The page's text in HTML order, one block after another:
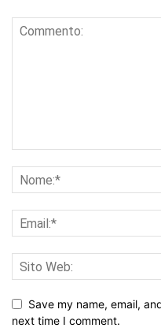
Save my name, email,
next time I comment.